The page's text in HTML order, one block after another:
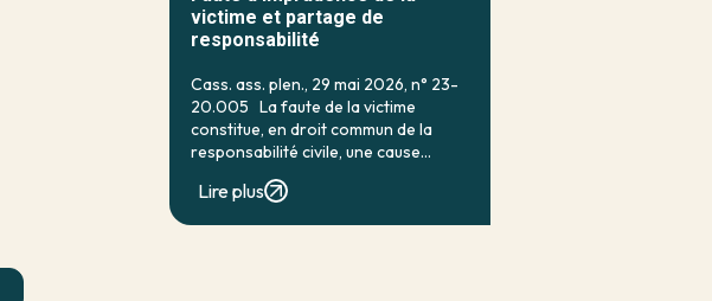
victime et partage de
responsabilité
Cass. ass. plen., 29 mai 2026, n° 23-
20.005 La faute de la victime
constitue, en droit commun de la
responsabilité civile, une cause
classique d’exonération partielle.
Lorsqu’elle a contribué à la
Lire plus